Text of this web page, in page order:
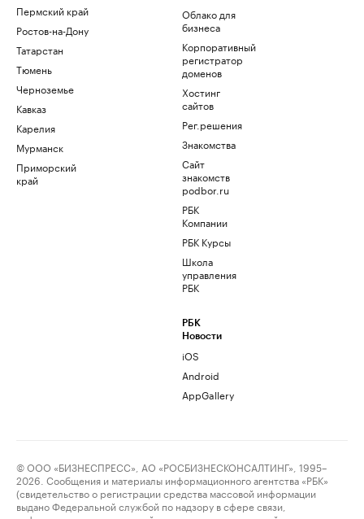
Пермский край
Ростов-на-Дону
Татарстан
Тюмень
Черноземье
Кавказ
Карелия
Мурманск
Приморский
край
Облако для
бизнеса
Корпоративный
регистратор
доменов
Хостинг
сайтов
Рег.решения
Знакомства
Сайт
знакомств
podbor.ru
РБК
Компании
РБК Курсы
Школа
управления
РБК
РБК
Новости
iOS
Android
AppGallery
© ООО «БИЗНЕСПРЕСС», АО «РОСБИЗНЕСКОНСАЛТИНГ», 1995–
2026. Сообщения и материалы информационного агентства «РБК»
(свидетельство о регистрации средства массовой информации
выдано Федеральной службой по надзору в сфере связи,